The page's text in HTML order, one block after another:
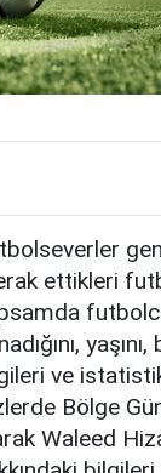
ettikleri
ve
Bölge
Waleed